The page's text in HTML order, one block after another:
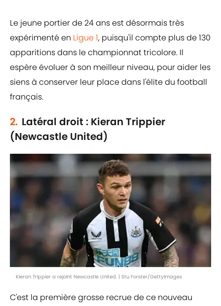
Le jeune portier de 24 ans est désormais très
expérimenté en Ligue 1, puisqu'il compte plus de 130
apparitions dans le championnat tricolore. Il
espère évoluer à son meilleur niveau, pour aider les
siens à conserver leur place dans l'élite du football
français.
2. Latéral droit : Kieran Trippier
(Newcastle United)
Kieran Trippier a rejoint Newcastle United. | Stu Forster/GettyImages
C'est la première grosse recrue de ce nouveau